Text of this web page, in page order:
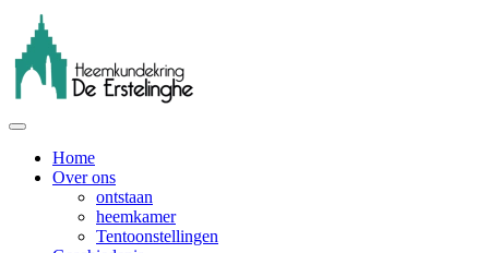
Terug naar hoofdinhoud
Home
Over ons
ontstaan
heemkamer
Tentoonstellingen